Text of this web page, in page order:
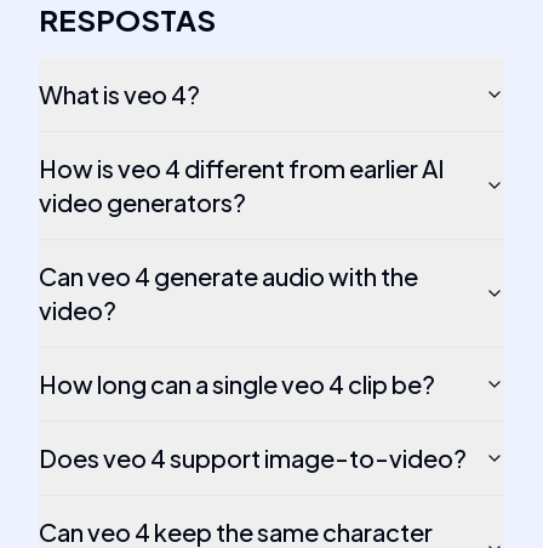
RESPOSTAS
What is veo 4?
How is veo 4 different from earlier AI
video generators?
Can veo 4 generate audio with the
video?
How long can a single veo 4 clip be?
Does veo 4 support image-to-video?
Can veo 4 keep the same character